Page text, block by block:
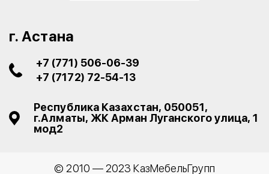
г. Астана
+7 (771) 506-06-39
+7 (7172) 72-54-13
Республика Казахстан, 050051,
г.Алматы, ЖК Арман​ Луганского улица, 1
мод2
© 2010 — 2023 КазМебельГрупп